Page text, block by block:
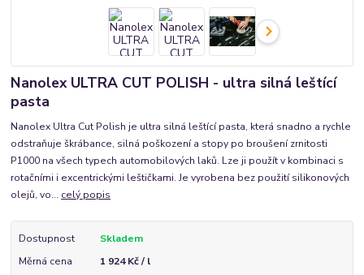
Nanolex ULTRA CUT POLISH - ultra silná leštící
pasta
Nanolex Ultra Cut Polish je ultra silná leštící pasta, která snadno a rychle
odstraňuje škrábance, silná poškození a stopy po broušení zrnitosti
P1000 na všech typech automobilových laků. Lze ji použít v kombinaci s
rotačními i excentrickými leštičkami. Je vyrobena bez použití silikonových
olejů, vo... celý popis
Dostupnost
Skladem
Měrná cena
1 924 Kč / l